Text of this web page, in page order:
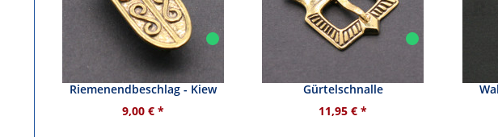
Gürtelzunge /
Riemenendbeschlag - Kiew
9,00 € *
Gürtelschnalle
11,95 € *